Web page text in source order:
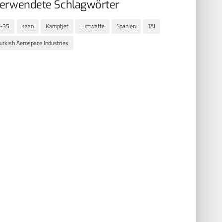
Schlagwörter
35 Kaan Kampfjet Luftwaffe Spanien
TAI
Aerospace Industries